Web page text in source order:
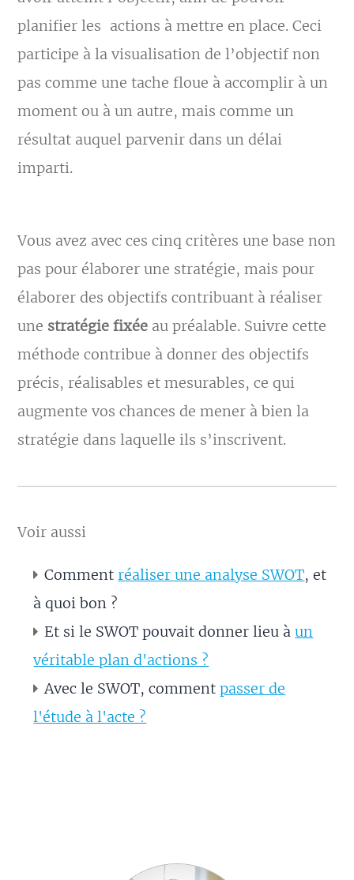
planifier les actions à mettre en place. Ceci
participe à la visualisation de l’objectif non
pas comme une tache floue à accomplir à un
moment ou à un autre, mais comme un
résultat auquel parvenir dans un délai
imparti.
Vous avez avec ces cinq critères une base non
pas pour élaborer une stratégie, mais pour
élaborer des objectifs contribuant à réaliser
une stratégie fixée au préalable. Suivre cette
méthode contribue à donner des objectifs
précis, réalisables et mesurables, ce qui
augmente vos chances de mener à bien la
stratégie dans laquelle ils s’inscrivent.
Voir aussi
Commentréaliser une analyse SWOT, et
à quoi bon ?
Et si le SWOT pouvait donner lieu àun
véritable plan d'actions ?
Avec le SWOT, commentpasser de
l'étude à l'acte ?